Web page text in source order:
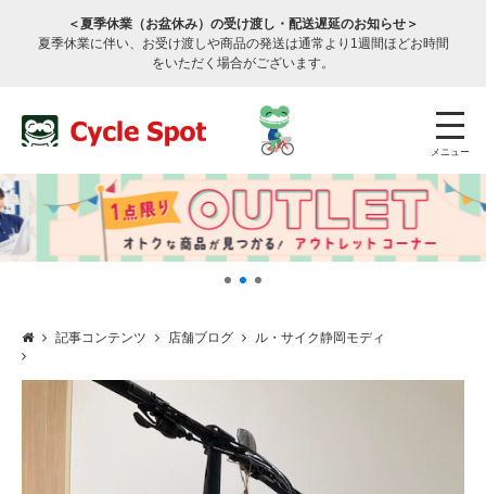
＜夏季休業（お盆休み）の受け渡し・配送遅延のお知らせ＞
夏季休業に伴い、お受け渡しや商品の発送は通常より1週間ほどお時間
をいただく場合がございます。
メニュー
サービスのご案内
記事コンテンツ 店舗ブログ ル・サイク静岡モディ